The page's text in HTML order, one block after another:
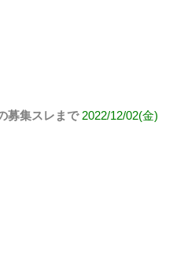
募集スレまで 2022/12/02(金)